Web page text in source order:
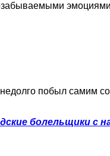
побыл самим
болельщики с